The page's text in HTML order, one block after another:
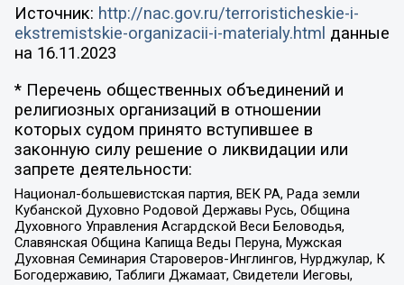
Источник: http://nac.gov.ru/terroristicheskie-i-
ekstremistskie-organizacii-i-materialy.html данные
на 16.11.2023
* Перечень общественных объединений и
религиозных организаций в отношении
которых судом принято вступившее в
законную силу решение о ликвидации или
запрете деятельности:
Национал-большевистская партия, ВЕК РА, Рада земли
Кубанской Духовно Родовой Державы Русь, Община
Духовного Управления Асгардской Веси Беловодья,
Славянская Община Капища Веды Перуна, Мужская
Духовная Семинария Староверов-Инглингов, Нурджулар, К
Богодержавию, Таблиги Джамаат, Свидетели Иеговы,